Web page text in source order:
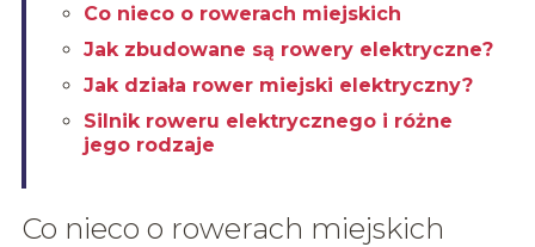
Co nieco o rowerach miejskich
Jak zbudowane są rowery elektryczne?
Jak działa rower miejski elektryczny?
Silnik roweru elektrycznego i różne
jego rodzaje
Co nieco o rowerach miejskich